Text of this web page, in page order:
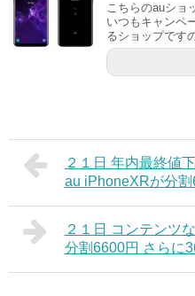
こちらのauショ
いつもキャンペ
るショップです
２１日 年内最終値
au iPhoneXRが分
２１日 コンテンツ
分割6600円 さらに